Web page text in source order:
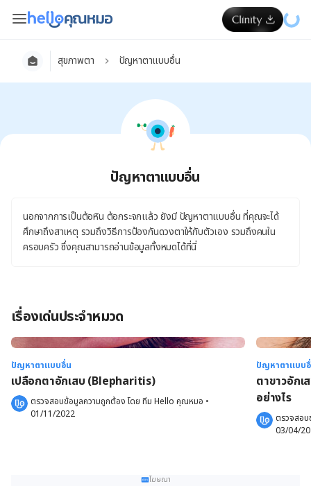
สุขภาพตา ปัญหาตาแบบอื่น
ปัญหาตาแบบอื่น
นอกจากการเป็นต้อหิน ต้อกระจกแล้ว ยังมี ปัญหาตาแบบอื่น ที่คุณจะได้
ศึกษาถึงสาเหตุ รวมถึงวิธีการป้องกันดวงตาให้กับตัวเอง รวมถึงคนใน
ครอบครัว ซึ่งคุณสามารถอ่านข้อมูลทั้งหมดได้ที่นี่
เรื่องเด่นประจำหมวด
ปัญหาตาแบบอื่น
เปลือกตาอักเสบ (Blepharitis)
ตรวจสอบข้อมูลความถูกต้อง โดย ทีม Hello คุณหมอ •
01/11/2022
ปัญหาตาแบบ
ตาขาวอักเ
อย่างไร
ตรวจสอ
03/04/
โฆษณา